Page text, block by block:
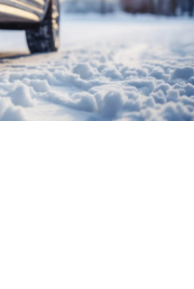
in de buurt
Merken: